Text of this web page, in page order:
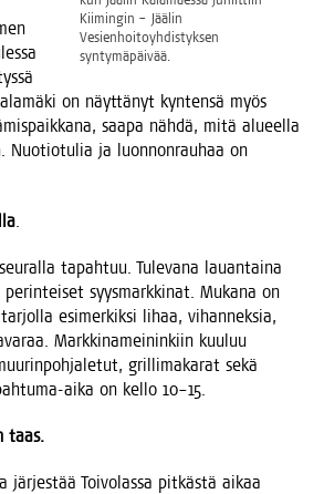
Kii­min­gin – Jää­lin
Vesien­hoi­to­yh­dis­tyk­sen
syntymäpäivää.
on näyt­tä­nyt kyn­ten­sä myös
saa­pa näh­dä, mitä alu­eel­la
Nuo­tio­tu­lia ja luon­non­rau­haa on
.
tapah­tuu. Tule­va­na lau­an­tai­na
syys­mark­ki­nat. Muka­na on
esi­mer­kik­si lihaa, vihan­nek­sia,
Mark­ki­na­mei­nin­kiin kuu­luu
gril­li­ma­ka­rat sekä
aika on kel­lo 10–15.
taas.
jär­jes­tää Toi­vo­las­sa pit­käs­tä aikaa